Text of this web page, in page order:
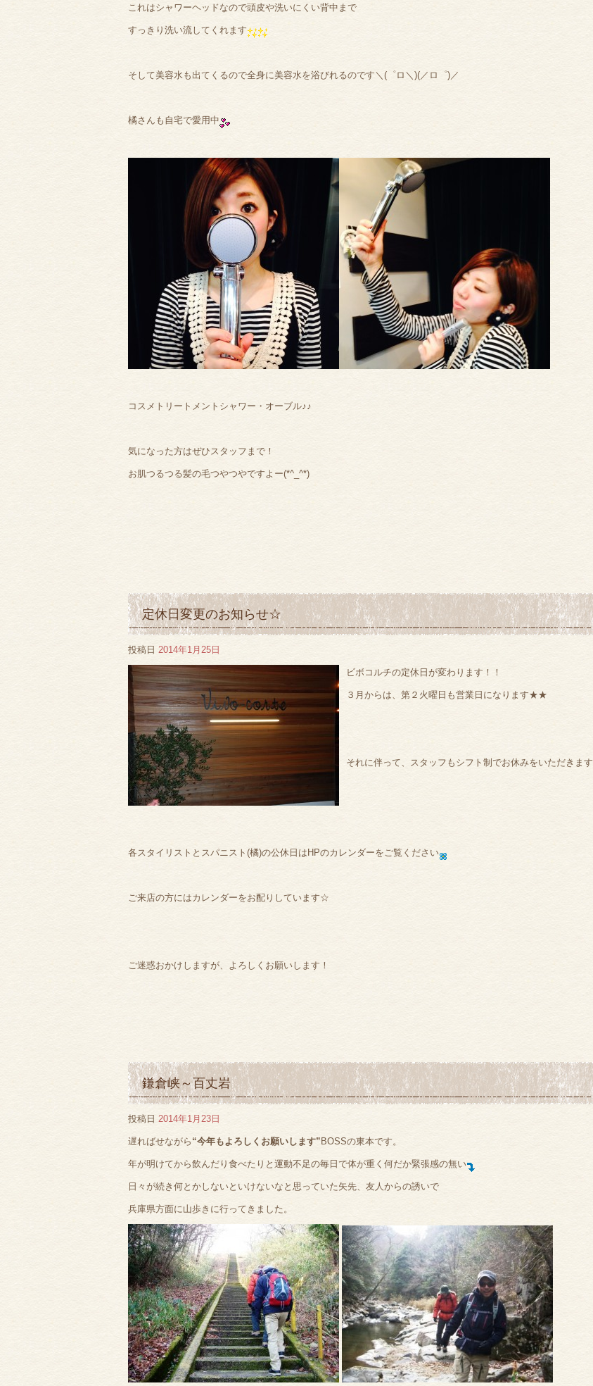
これはシャワーヘッドなので頭皮や洗いにくい背中まで
すっきり洗い流してくれます
そして美容水も出てくるので全身に美容水を浴びれるのです＼(゜ロ＼)(／ロ゜)／
橘さんも自宅で愛用中
コスメトリートメントシャワー・オーブル♪♪
気になった方はぜひスタッフまで！
お肌つるつる髪の毛つやつやですよー(*^_^*)
定休日変更のお知らせ☆
投稿日 2014年1月25日
ビボコルチの定休日が変わります！！
３月からは、第２火曜日も営業日になります★★
それに伴って、スタッフもシフト制でお休みをいただきます
各スタイリストとスパニスト(橘)の公休日はHPのカレンダーをご覧ください
ご来店の方にはカレンダーをお配りしています☆
ご迷惑おかけしますが、よろしくお願いします！
鎌倉峡～百丈岩
投稿日 2014年1月23日
遅ればせながら “今年もよろしくお願いします” BOSSの東本です。
年が明けてから飲んだり食べたりと運動不足の毎日で体が重く何だか緊張感の無い
日々が続き何とかしないといけないなと思っていた矢先、友人からの誘いで
兵庫県方面に山歩きに行ってきました。